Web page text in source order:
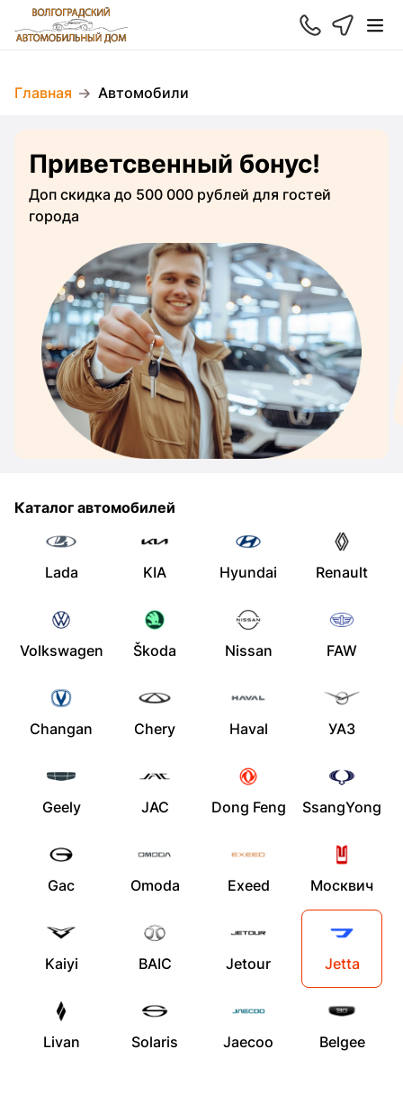
Главная Автомобили
Приветсвенный бонус!
Доп скидка до 500 000 рублей для гостей
города
Каталог автомобилей
Lada KIA Hyundai Renault
Volkswagen Škoda Nissan FAW
Changan Chery Haval УАЗ
Geely JAC Dong Feng SsangYong
Gac Omoda Exeed Москвич
Kaiyi BAIC Jetour Jetta
Livan Solaris Jaecoo Belgee